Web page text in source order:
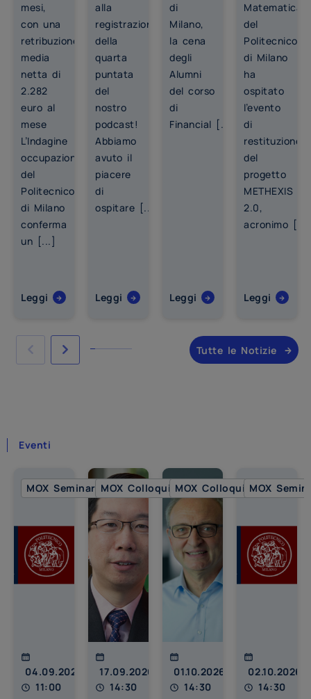
mesi,
con una
retribuzione
media
netta di
2.282
euro al
mese
L’Indagine
occupazionale
del
Politecnico
di Milano
conferma
un [...]
Leggi
alla
registrazione
della
quarta
puntata
del
nostro
podcast!
Abbiamo
avuto il
piacere
di
ospitare [...]
Leggi
di
Milano,
la cena
degli
Alumni
del corso
di
Financial [...]
Leggi
Matematica
del
Politecnico
di Milano
ha
ospitato
l’evento
di
restituzione
del
progetto
METHEXIS
2.0,
acronimo [...]
Leggi
Tutte le Notizie
Eventi
04.09.2026
11:00
MOX Seminar
17.09.2026
14:30
MOX Colloquia
01.10.2026
14:30
MOX Colloquia
14:30
MOX